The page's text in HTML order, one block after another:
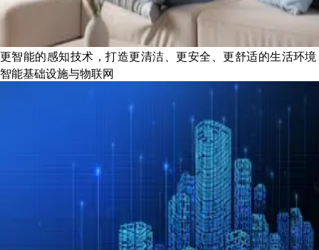
更智能的感知技术，打造更清洁、更安全、更舒适的生活环境
智能基础设施与物联网